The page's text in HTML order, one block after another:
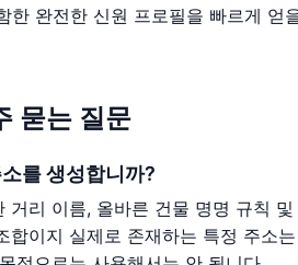
한 완전한 신원 프로필을 빠르게
묻는 질문
를 생성합니까?
리 이름, 올바른 건물 명명 규칙
이지 실제로 존재하는 특정 주소